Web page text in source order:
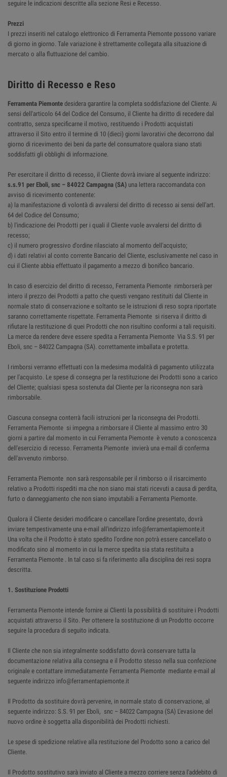
seguire le indicazioni descritte alla sezione Resi e Recesso.
Prezzi
I prezzi inseriti nel catalogo elettronico di Ferramenta Piemonte possono variare
di giorno in giorno. Tale variazione è strettamente collegata alla situazione di
mercato o alla fluttuazione del cambio.
Diritto di Recesso e Reso
Ferramenta Piemonte desidera garantire la completa soddisfazione del Cliente. Ai
sensi dell'articolo 64 del Codice del Consumo, il Cliente ha diritto di recedere dal
contratto, senza specificarne il motivo, restituendo i Prodotti acquistati
attraverso il Sito entro il termine di 10 (dieci) giorni lavorativi che decorrono dal
giorno di ricevimento dei beni da parte del consumatore qualora siano stati
soddisfatti gli obblighi di informazione.
Per esercitare il diritto di recesso, il Cliente dovrà inviare al seguente indirizzo:
s.s.91 per Eboli, snc – 84022 Campagna (SA) una lettera raccomandata con
avviso di ricevimento contenente:
a) la manifestazione di volontà di avvalersi del diritto di recesso ai sensi dell'art.
64 del Codice del Consumo;
b) l'indicazione dei Prodotti per i quali il Cliente vuole avvalersi del diritto di
recesso;
c) il numero progressivo d'ordine rilasciato al momento dell'acquisto;
d) i dati relativi al conto corrente Bancario del Cliente, esclusivamente nel caso in
cui il Cliente abbia effettuato il pagamento a mezzo di bonifico bancario.
In caso di esercizio del diritto di recesso, Ferramenta Piemonte rimborserà per
intero il prezzo dei Prodotti a patto che questi vengano restituiti dal Cliente in
normale stato di conservazione e soltanto se le istruzioni di reso sopra riportate
saranno correttamente rispettate. Ferramenta Piemonte si riserva il diritto di
rifiutare la restituzione di quei Prodotti che non risultino conformi a tali requisiti.
La merce da rendere deve essere spedita a Ferramenta Piemonte Via S.S. 91 per
Eboli, snc – 84022 Campagna (SA). correttamente imballata e protetta.
I rimborsi verranno effettuati con la medesima modalità di pagamento utilizzata
per l'acquisto. Le spese di consegna per la restituzione dei Prodotti sono a carico
del Cliente; qualsiasi spesa sostenuta dal Cliente per la riconsegna non sarà
rimborsabile.
Ciascuna consegna conterrà facili istruzioni per la riconsegna dei Prodotti.
Ferramenta Piemonte si impegna a rimborsare il Cliente al massimo entro 30
giorni a partire dal momento in cui Ferramenta Piemonte è venuto a conoscenza
dell'esercizio di recesso. Ferramenta Piemonte invierà una e-mail di conferma
dell'avvenuto rimborso.
Ferramenta Piemonte non sarà responsabile per il rimborso o il risarcimento
relativo a Prodotti rispediti ma che non siano mai stati ricevuti a causa di perdita,
furto o danneggiamento che non siano imputabili a Ferramenta Piemonte.
Qualora il Cliente desideri modificare o cancellare l'ordine presentato, dovrà
inviare tempestivamente una e-mail all'indirizzo info@ferramentapiemonte.it
Una volta che il Prodotto è stato spedito l'ordine non potrà essere cancellato o
modificato sino al momento in cui la merce spedita sia stata restituita a
Ferramenta Piemonte . In tal caso si fa riferimento alla disciplina dei resi sopra
descritta.
1. Sostituzione Prodotti
Ferramenta Piemonte intende fornire ai Clienti la possibilità di sostituire i Prodotti
acquistati attraverso il Sito. Per ottenere la sostituzione di un Prodotto occorre
seguire la procedura di seguito indicata.
Il Cliente che non sia integralmente soddisfatto dovrà conservare tutta la
documentazione relativa alla consegna e il Prodotto stesso nella sua confezione
originale e contattare immediatamente Ferramenta Piemonte mediante e-mail al
seguente indirizzo info@ferramentapiemonte.it
Il Prodotto da sostituire dovrà pervenire, in normale stato di conservazione, al
seguente indirizzo: S.S. 91 per Eboli, snc – 84022 Campagna (SA) L'evasione del
nuovo ordine è soggetta alla disponibilità dei Prodotti richiesti.
Le spese di spedizione relative alla restituzione del Prodotto sono a carico del
Cliente.
Il Prodotto sostitutivo sarà inviato al Cliente a mezzo corriere senza l'addebito di